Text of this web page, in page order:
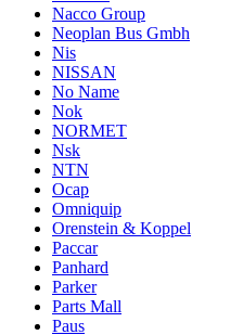
Nacco Group
Neoplan Bus Gmbh
Nis
NISSAN
No Name
Nok
NORMET
Nsk
NTN
Ocap
Omniquip
Orenstein & Koppel
Paccar
Panhard
Parker
Parts Mall
Paus